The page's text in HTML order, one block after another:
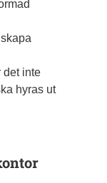
det inte
hyras ut